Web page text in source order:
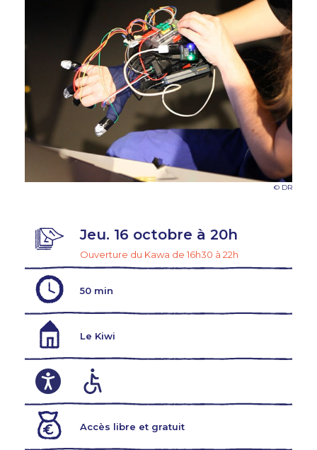
© DR
Jeu. 16 octobre à 20h
Ouverture du Kawa de 16h30 à 22h
50 min
Le Kiwi
Accès libre et gratuit